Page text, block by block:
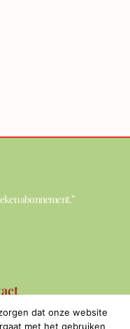
abonnement.”
ma t/m vrij van 09:00 -
dat onze website
met het gebruiken